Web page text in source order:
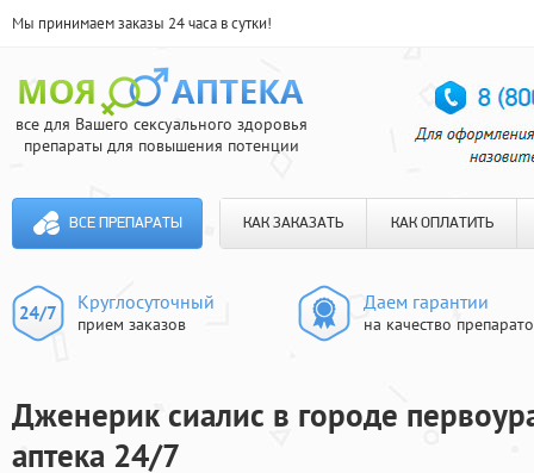
Мы принимаем заказы 24 часа в сутки!
все для Вашего сексуального здоровья
препараты для повышения потенции
ВСЕ ПРЕПАРАТЫ КАК ЗАКАЗАТЬ КАК ОПЛАТИТЬ
Круглосуточный
прием заказов
Даем гарантии
на качество
Дженерик сиалис в городе
аптека 24/7